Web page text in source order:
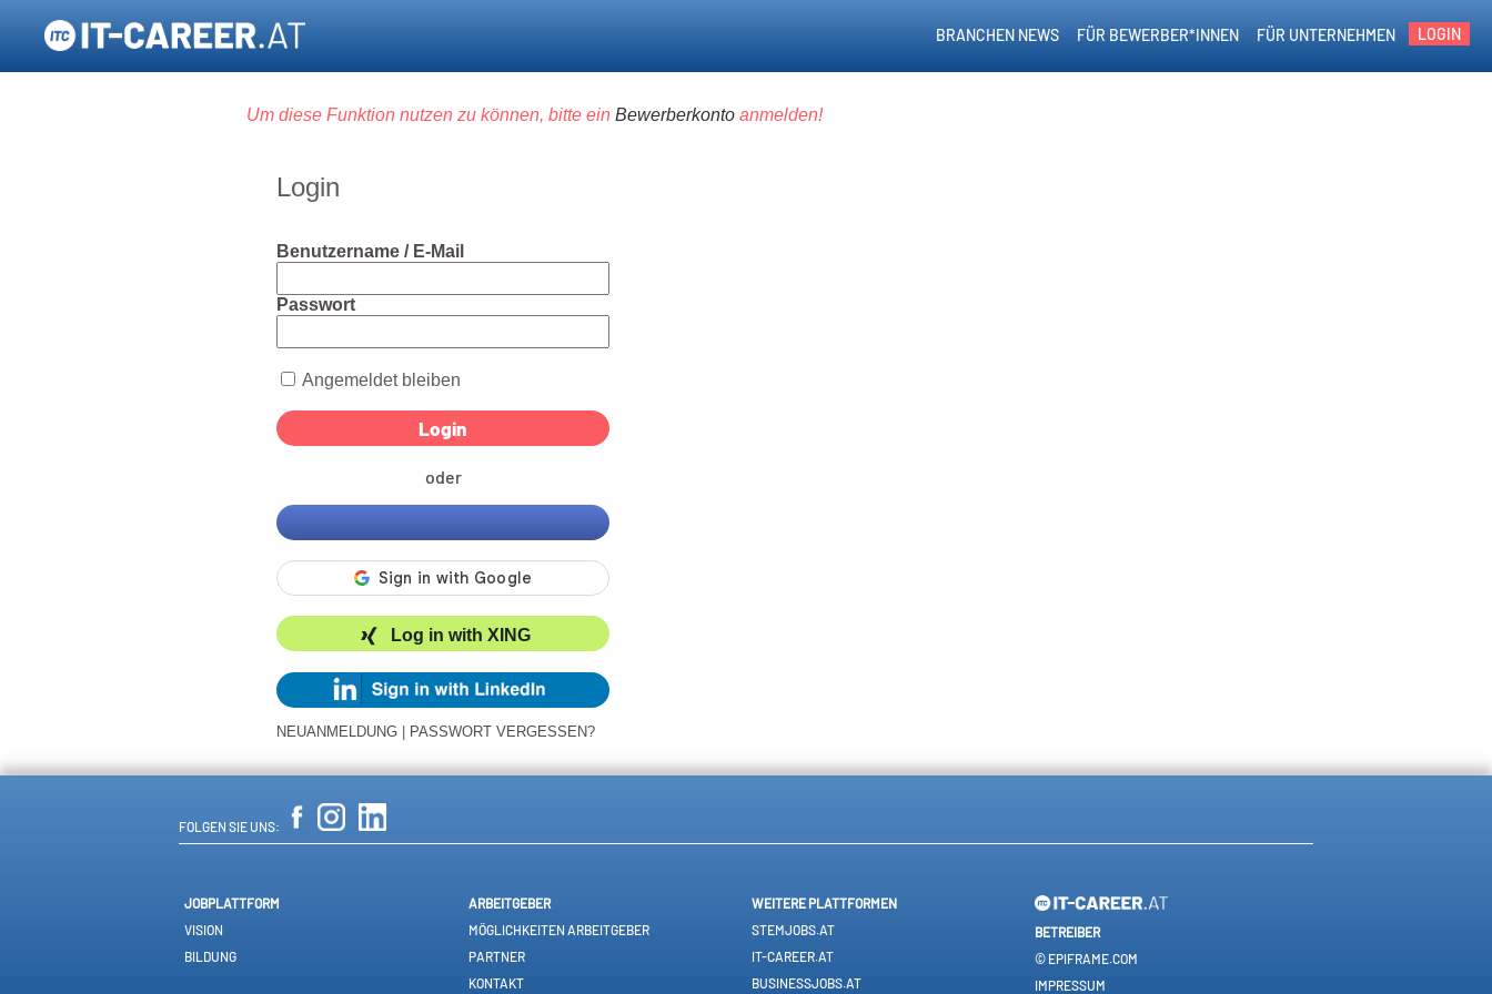
LOGIN
FÜR UNTERNEHMEN
FÜR BEWERBER*INNEN
BRANCHEN NEWS
Um diese Funktion nutzen zu können, bitte ein Bewerberkonto anmelden!
Login
Benutzername / E-Mail
Passwort
Angemeldet bleiben
oder
Log in with XING
NEUANMELDUNG PASSWORT VERGESSEN?
FOLGEN SIE UNS:
JOBPLATTFORM
VISION
BILDUNG
ARBEITGEBER
MÖGLICHKEITEN ARBEITGEBER
PARTNER
KONTAKT
WEITERE PLATTFORMEN
STEMJOBS.AT
IT-CAREER.AT
BUSINESSJOBS.AT
BETREIBER
© EPIFRAME.COM
IMPRESSUM